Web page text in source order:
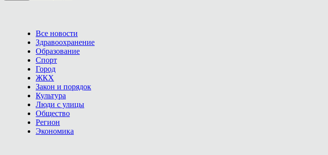
Все новости
Здравоохранение
Образование
Спорт
Город
ЖКХ
Закон и порядок
Культура
Люди с улицы
Общество
Регион
Экономика